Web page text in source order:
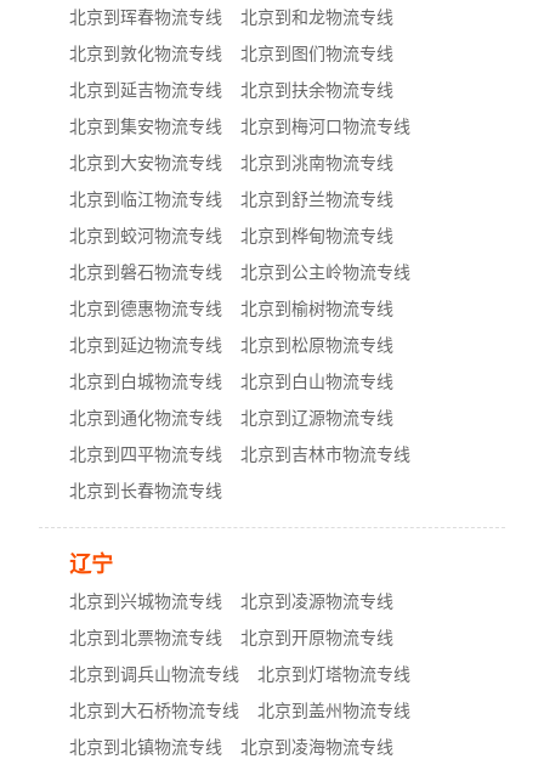
北京到珲春物流专线
北京到和龙物流专线
北京到敦化物流专线
北京到图们物流专线
北京到延吉物流专线
北京到扶余物流专线
北京到集安物流专线
北京到梅河口物流专线
北京到大安物流专线
北京到洮南物流专线
北京到临江物流专线
北京到舒兰物流专线
北京到蛟河物流专线
北京到桦甸物流专线
北京到磐石物流专线
北京到公主岭物流专线
北京到德惠物流专线
北京到榆树物流专线
北京到延边物流专线
北京到松原物流专线
北京到白城物流专线
北京到白山物流专线
北京到通化物流专线
北京到辽源物流专线
北京到四平物流专线
北京到吉林市物流专线
北京到长春物流专线
辽宁
北京到兴城物流专线
北京到凌源物流专线
北京到北票物流专线
北京到开原物流专线
北京到调兵山物流专线
北京到灯塔物流专线
北京到大石桥物流专线
北京到盖州物流专线
北京到北镇物流专线
北京到凌海物流专线